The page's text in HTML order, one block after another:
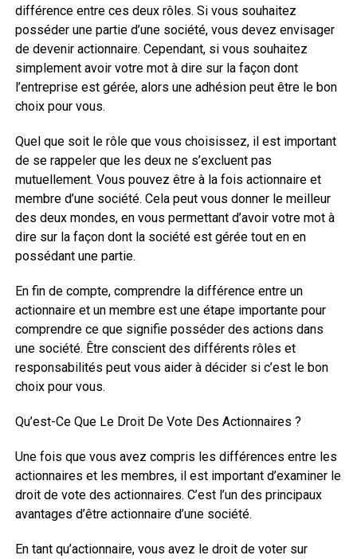
différence entre ces deux rôles. Si vous souhaitez
posséder une partie d’une société, vous devez envisager
de devenir actionnaire. Cependant, si vous souhaitez
simplement avoir votre mot à dire sur la façon dont
l’entreprise est gérée, alors une adhésion peut être le bon
choix pour vous.
Quel que soit le rôle que vous choisissez, il est important
de se rappeler que les deux ne s’excluent pas
mutuellement. Vous pouvez être à la fois actionnaire et
membre d’une société. Cela peut vous donner le meilleur
des deux mondes, en vous permettant d’avoir votre mot à
dire sur la façon dont la société est gérée tout en en
possédant une partie.
En fin de compte, comprendre la différence entre un
actionnaire et un membre est une étape importante pour
comprendre ce que signifie posséder des actions dans
une société. Être conscient des différents rôles et
responsabilités peut vous aider à décider si c’est le bon
choix pour vous.
Qu’est-Ce Que Le Droit De Vote Des Actionnaires ?
Une fois que vous avez compris les différences entre les
actionnaires et les membres, il est important d’examiner le
droit de vote des actionnaires. C’est l’un des principaux
avantages d’être actionnaire d’une société.
En tant qu’actionnaire, vous avez le droit de voter sur